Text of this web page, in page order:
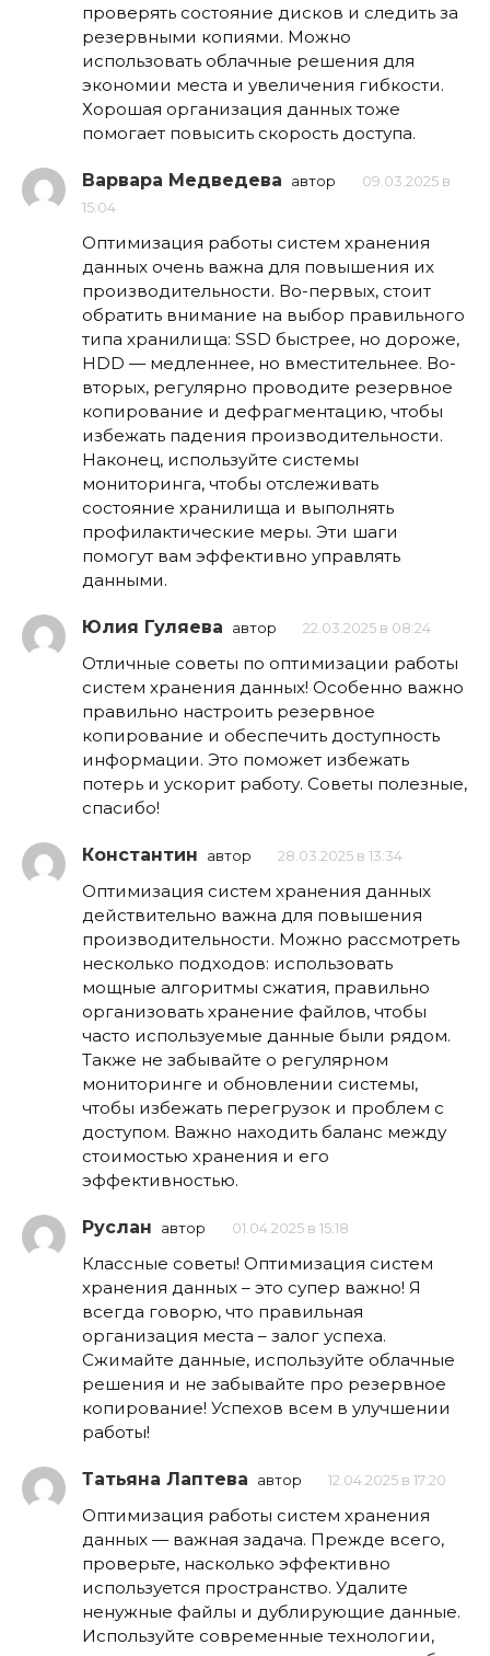
проверять состояние дисков и следить за
резервными копиями. Можно
использовать облачные решения для
экономии места и увеличения гибкости.
Хорошая организация данных тоже
помогает повысить скорость доступа.
Варвара Медведева автор
09.03.2025 в
15:04
Оптимизация работы систем хранения
данных очень важна для повышения их
производительности. Во-первых, стоит
обратить внимание на выбор правильного
типа хранилища: SSD быстрее, но дороже,
HDD — медленнее, но вместительнее. Во-
вторых, регулярно проводите резервное
копирование и дефрагментацию, чтобы
избежать падения производительности.
Наконец, используйте системы
мониторинга, чтобы отслеживать
состояние хранилища и выполнять
профилактические меры. Эти шаги
помогут вам эффективно управлять
данными.
Юлия Гуляева автор 22.03.2025 в 08:24
Отличные советы по оптимизации работы
систем хранения данных! Особенно важно
правильно настроить резервное
копирование и обеспечить доступность
информации. Это поможет избежать
потерь и ускорит работу. Советы полезные,
спасибо!
Константин автор 28.03.2025 в 13:34
Оптимизация систем хранения данных
действительно важна для повышения
производительности. Можно рассмотреть
несколько подходов: использовать
мощные алгоритмы сжатия, правильно
организовать хранение файлов, чтобы
часто используемые данные были рядом.
Также не забывайте о регулярном
мониторинге и обновлении системы,
чтобы избежать перегрузок и проблем с
доступом. Важно находить баланс между
стоимостью хранения и его
эффективностью.
Руслан автор 01.04.2025 в 15:18
Классные советы! Оптимизация систем
хранения данных – это супер важно! Я
всегда говорю, что правильная
организация места – залог успеха.
Сжимайте данные, используйте облачные
решения и не забывайте про резервное
копирование! Успехов всем в улучшении
работы!
Татьяна Лаптева автор 12.04.2025 в 17:20
Оптимизация работы систем хранения
данных — важная задача. Прежде всего,
проверьте, насколько эффективно
используется пространство. Удалите
ненужные файлы и дублирующие данные.
Используйте современные технологии,